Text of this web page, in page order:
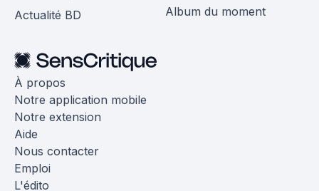
Actualité BD
Album du moment
À propos
Notre application mobile
Notre extension
Aide
Nous contacter
Emploi
L'édito